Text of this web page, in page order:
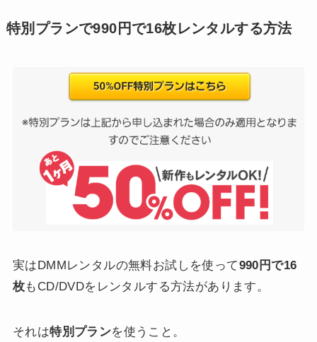
特別プランで990円で16枚レンタルする方法
実はDMMレンタルの無料お試しを使って990円で16
枚もCD/DVDをレンタルする方法があります。
それは特別プランを使うこと。